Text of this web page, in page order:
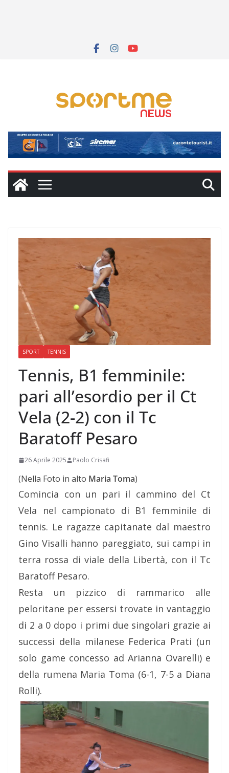
SPORT TENNIS
Tennis, B1 femminile:
pari all’esordio per il Ct
Vela (2-2) con il Tc
Baratoff Pesaro
26 Aprile 2025 Paolo Crisafi
(Nella Foto in alto Maria Toma)
Comincia con un pari il cammino del Ct
Vela nel campionato di B1 femminile di
tennis. Le ragazze capitanate dal maestro
Gino Visalli hanno pareggiato, sui campi in
terra rossa di viale della Libertà, con il Tc
Baratoff Pesaro.
Resta un pizzico di rammarico alle
peloritane per essersi trovate in vantaggio
di 2 a 0 dopo i primi due singolari grazie ai
successi della milanese Federica Prati (un
solo game concesso ad Arianna Ovarelli) e
della rumena Maria Toma (6-1, 7-5 a Diana
Rolli).